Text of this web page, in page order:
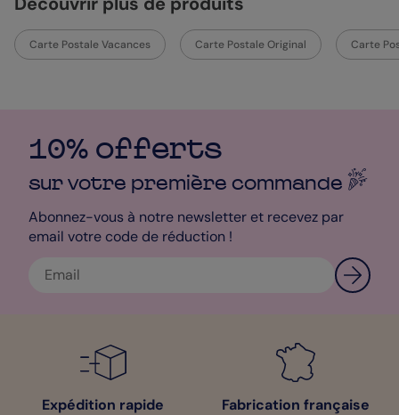
Carte Postale Vacances Carte Postale Original Carte
10% offerts
sur votre première commande
Abonnez-vous à notre newsletter et recevez par
email votre code de réduction !
Expédition rapide Fabrication française